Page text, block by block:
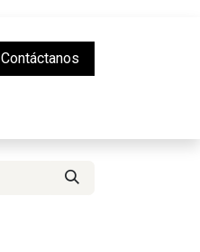
Contáctanos